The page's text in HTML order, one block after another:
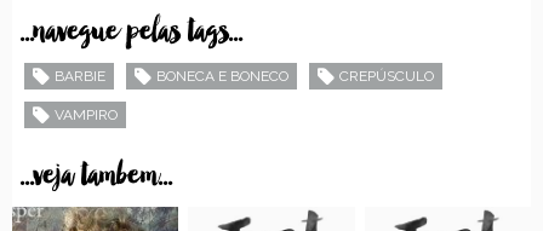
...navegue pelas tags...
BARBIE BONECA E BONECO CREPÚSCULO
VAMPIRO
...veja tambem...